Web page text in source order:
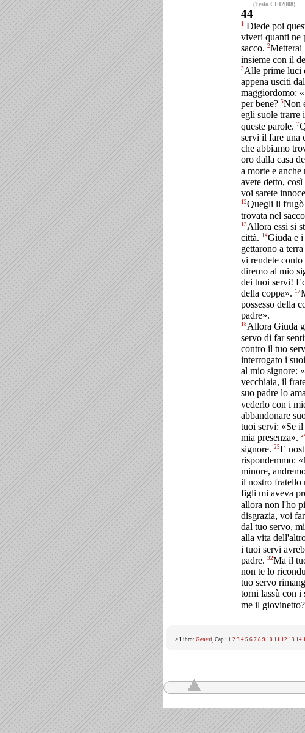
(Testo CEI2008)
44
1 Diede poi
viveri quanti ne
sacco. 2Metterai
insieme con il
3 Alle prime luci
appena usciti
maggiordomo:
per bene? 5Non
egli suole trarre
queste parole. 7
servi il fare una
che abbiamo
oro dalla casa
a morte e
avete detto,
voi sarete
12Quegli li frugò
trovata nel
13 Allora essi si
città. 14Giuda e i
gettarono a
vi rendete conto
diremo al mio
dei tuoi servi!
della coppa». 17
possesso della
padre».
18Allora Giuda
servo di far
contro il tuo
interrogato i
al mio signore:
vecchiaia, il
suo padre lo
vederlo con i
abbandonare
tuoi servi: «Se
mia presenza».
signore. 25E
rispondemmo:
minore,
il nostro fratello
figli mi aveva
allora non l'ho
disgrazia, voi
dal tuo servo,
alla vita
i tuoi servi
padre. 32Ma il
non te lo
tuo servo
torni lassù con i
me il
> Libro: Genesi, Cap.: 1 2 3 4 5 6 7 8 9 10 11 12 13 14